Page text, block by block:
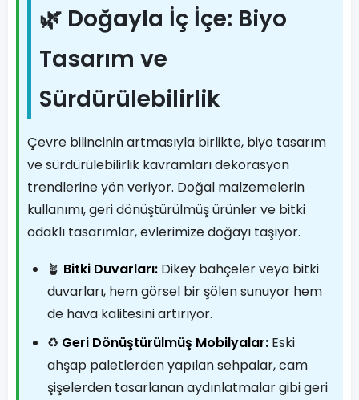
🌿 Doğayla İç İçe: Biyo
Tasarım ve
Sürdürülebilirlik
Çevre bilincinin artmasıyla birlikte, biyo tasarım
ve sürdürülebilirlik kavramları dekorasyon
trendlerine yön veriyor. Doğal malzemelerin
kullanımı, geri dönüştürülmüş ürünler ve bitki
odaklı tasarımlar, evlerimize doğayı taşıyor.
🪴 Bitki Duvarları: Dikey bahçeler veya bitki
duvarları, hem görsel bir şölen sunuyor hem
de hava kalitesini artırıyor.
♻️ Geri Dönüştürülmüş Mobilyalar: Eski
ahşap paletlerden yapılan sehpalar, cam
şişelerden tasarlanan aydınlatmalar gibi geri